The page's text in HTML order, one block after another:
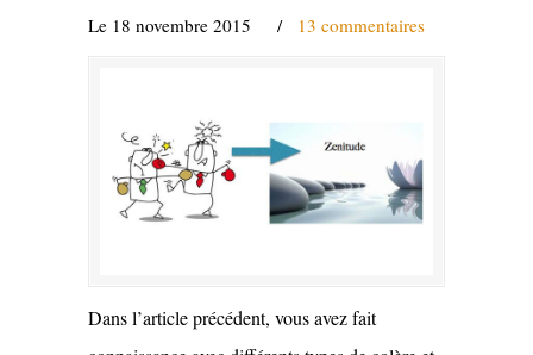
Le 18 novembre 2015 / 13 commentaires
Dans l’article précédent, vous avez fait